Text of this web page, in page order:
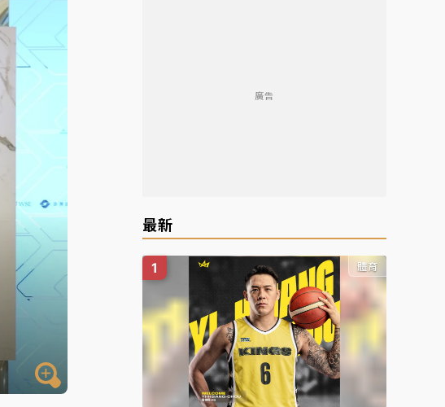
廣告
最新
體育